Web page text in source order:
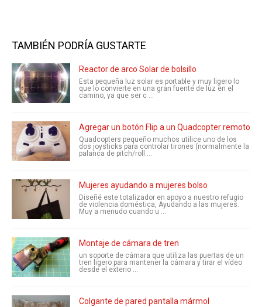
TAMBIÉN PODRÍA GUSTARTE
Reactor de arco Solar de bolsillo
Esta pequeña luz solar es portable y muy ligero lo
que lo convierte en una gran fuente de luz en el
camino, ya que ser c ...
Agregar un botón Flip a un Quadcopter remoto
Quadcopters pequeño muchos utilice uno de los
dos joysticks para controlar tirones (normalmente la
palanca de pitch/roll ...
Mujeres ayudando a mujeres bolso
Diseñé este totalizador en apoyo a nuestro refugio
de violencia doméstica, Ayudando a las mujeres.
Muy a menudo cuando u ...
Montaje de cámara de tren
un soporte de cámara que utiliza las puertas de un
tren ligero para mantener la cámara y tirar el vídeo
desde el exterio ...
Colgante de pared pantalla mármol